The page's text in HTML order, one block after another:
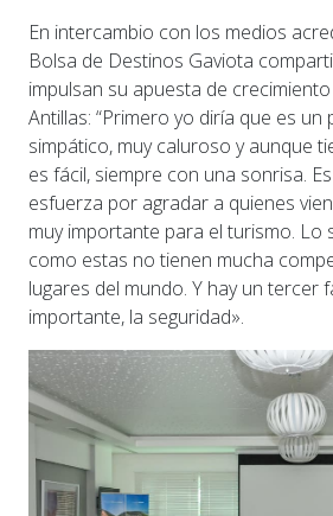
En intercambio con los medios
Bolsa de Destinos Gaviota
impulsan su apuesta de
Antillas: “Primero yo diría que es un
simpático, muy caluroso y aunque
es fácil, siempre con una sonrisa.
esfuerza por agradar a quienes
muy importante para el turismo. Lo
como estas no tienen mucha
lugares del mundo. Y hay un tercer
importante, la seguridad».